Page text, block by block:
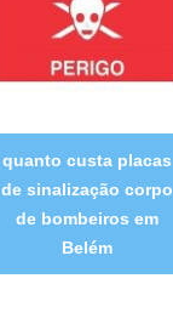
quanto custa placas
de sinalização corpo
de bombeiros em
Belém